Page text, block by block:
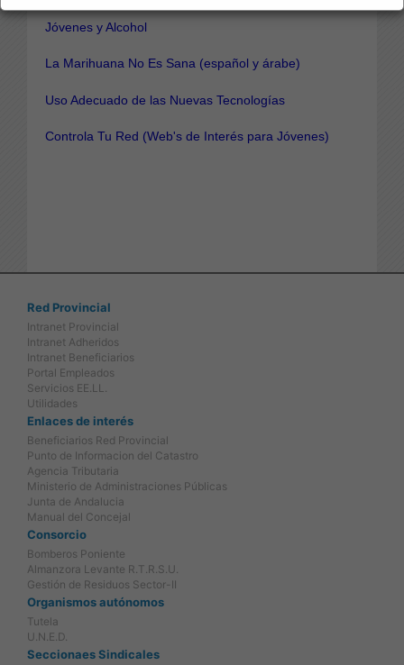
Jóvenes y Alcohol
La Marihuana No Es Sana (español y árabe)
Uso Adecuado de las Nuevas Tecnologías
Controla Tu Red (Web's de Interés para Jóvenes)
Red Provincial
Intranet Provincial
Intranet Adheridos
Intranet Beneficiarios
Portal Empleados
Servicios EE.LL.
Utilidades
Enlaces de interés
Beneficiarios Red Provincial
Punto de Informacion del Catastro
Agencia Tributaria
Ministerio de Administraciones Públicas
Junta de Andalucia
Manual del Concejal
Consorcio
Bomberos Poniente
Almanzora Levante R.T.R.S.U.
Gestión de Residuos Sector-II
Organismos autónomos
Tutela
U.N.E.D.
Seccionaes Sindicales